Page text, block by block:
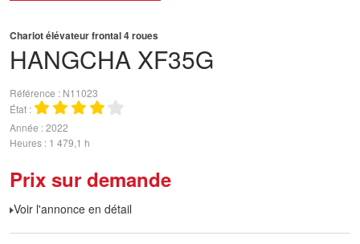
HANGCHA XF35G
Chariot élévateur frontal 4 roues
Référence
N11023
État
Année 2022
Heures 1 479,1 h
Prix sur demande
Voir l'annonce en détail